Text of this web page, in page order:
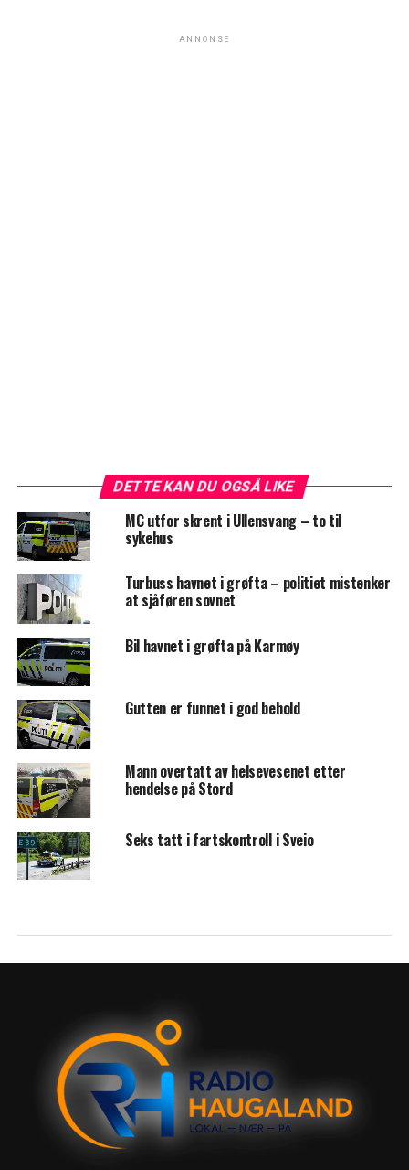
ANNONSE
DETTE KAN DU OGSÅ LIKE
MC utfor skrent i Ullensvang – to til
sykehus
Turbuss havnet i grøfta – politiet mistenker
at sjåføren sovnet
Bil havnet i grøfta på Karmøy
Gutten er funnet i god behold
Mann overtatt av helsevesenet etter
hendelse på Stord
Seks tatt i fartskontroll i Sveio